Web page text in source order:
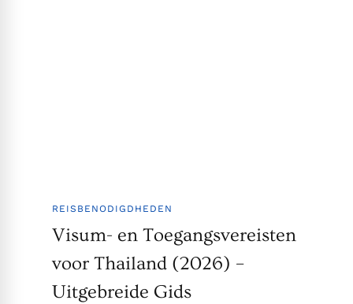
REISBENODIGDHEDEN
Visum- en Toegangsvereisten
voor Thailand (2026) –
Uitgebreide Gids